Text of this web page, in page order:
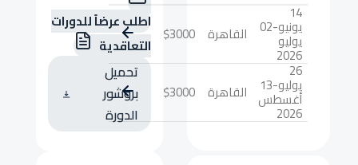
اطلب عرضاً للدورات
التعاقدية
تحميل
بروشور
الدورة
14
يونيو-02
يوليو
2026
القاهرة $3000
26
يوليو-13
أغسطس
2026
القاهرة $3000